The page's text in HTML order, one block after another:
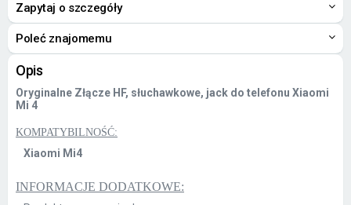
Zapytaj o szczegóły
Poleć znajomemu
Opis
Oryginalne Złącze HF, słuchawkowe, jack do telefonu Xiaomi
Mi 4
KOMPATYBILNOŚĆ:
Xiaomi Mi4
INFORMACJE DODATKOWE: